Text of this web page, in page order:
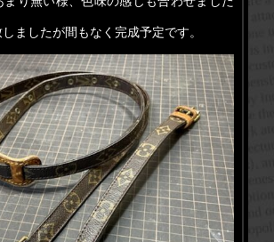
ましたが間もなく完成予定です。